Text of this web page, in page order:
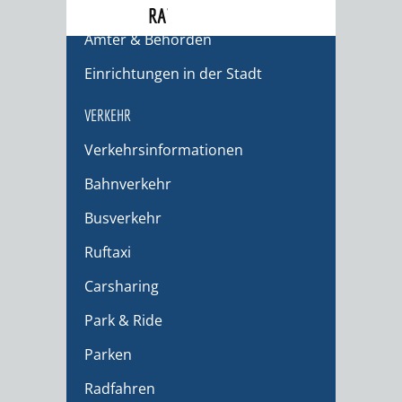
RATHAUS
STADTWEGWEISER
Ämter & Behörden
Einrichtungen in der Stadt
VERKEHR
Verkehrsinformationen
Bahnverkehr
Busverkehr
Ruftaxi
Carsharing
Park & Ride
Parken
Radfahren